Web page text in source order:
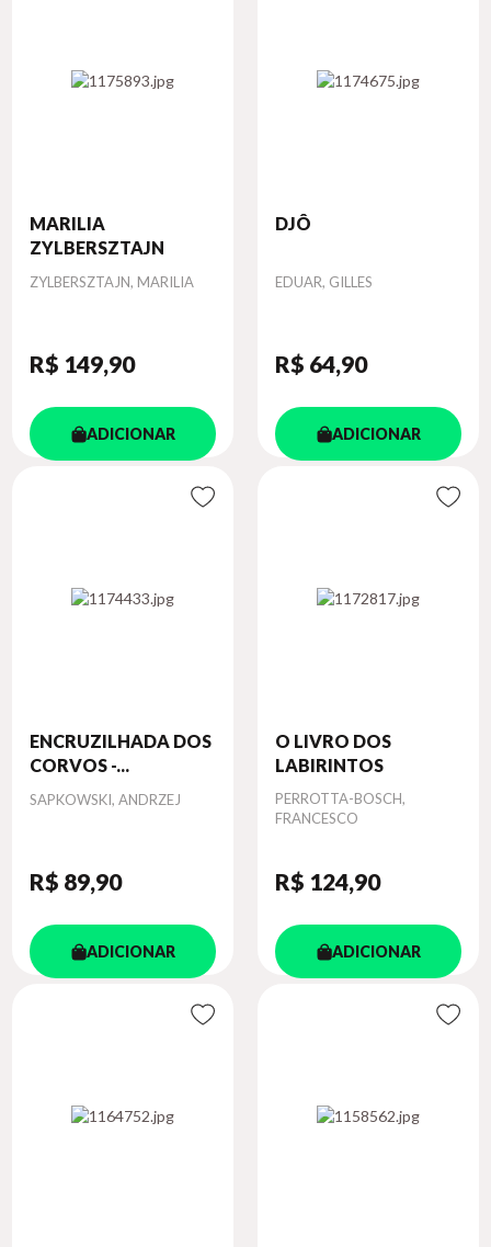
MARILIA
ZYLBERSZTAJN
Autor
ZYLBERSZTAJN, MARILIA
R$ 149,90
ADICIONAR
DJÔ
Autor
EDUAR, GILLES
R$ 64,90
ADICIONAR
ENCRUZILHADA DOS
CORVOS -...
Autor
SAPKOWSKI, ANDRZEJ
R$ 89,90
ADICIONAR
O LIVRO DOS
LABIRINTOS
Autor
PERROTTA-BOSCH,
FRANCESCO
R$ 124,90
ADICIONAR